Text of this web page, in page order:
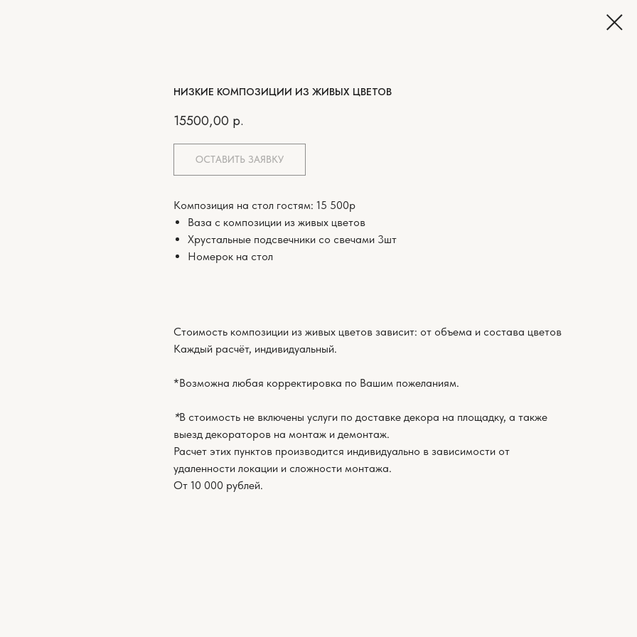
НИЗКИЕ КОМПОЗИЦИИ ИЗ ЖИВЫХ ЦВЕТОВ
15500,00 р.
ОСТАВИТЬ ЗАЯВКУ
Композиция на стол гостям: 15 500р
Ваза с композиции из живых цветов
Хрустальные подсвечники со свечами 3шт
Номерок на стол
Стоимость композиции из живых цветов зависит: от объема и состава цветов
Каждый расчёт, индивидуальный.
*Возможна любая корректировка по Вашим пожеланиям.
*В стоимость не включены услуги по доставке декора на площадку, а также
выезд декораторов на монтаж и демонтаж.
Расчет этих пунктов производится индивидуально в зависимости от
удаленности локации и сложности монтажа.
От 10 000 рублей.